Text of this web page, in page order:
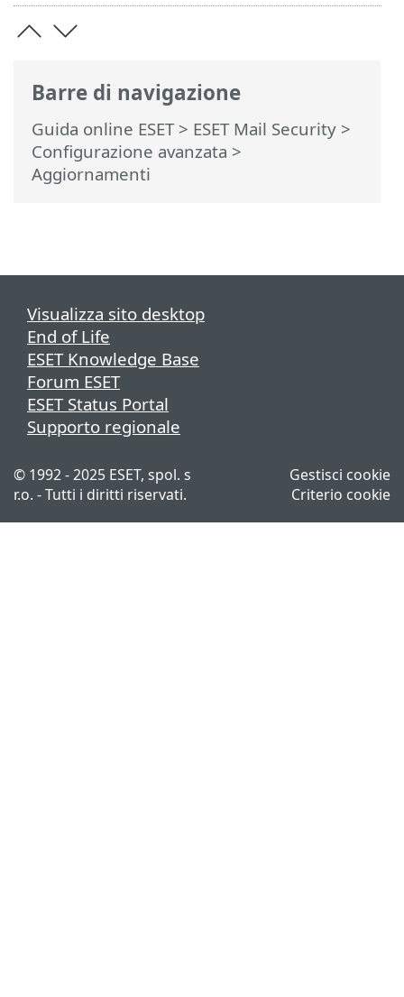
Barre di navigazione
Guida online ESET> ESET Mail Security >
Configurazione avanzata >
Aggiornamenti
Visualizza sito desktop
End of Life
ESET Knowledge Base
Forum ESET
ESET Status Portal
Supporto regionale
© 1992 - 2025 ESET, spol. s
r.o. - Tutti i diritti riservati.
Gestisci cookie
Criterio cookie